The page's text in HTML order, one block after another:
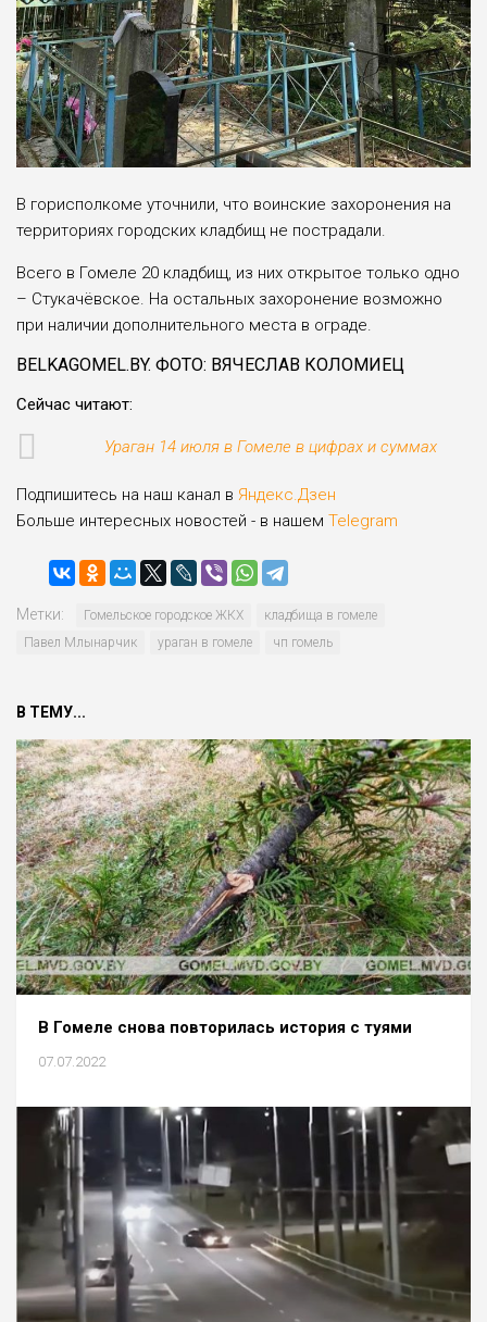
В горисполкоме уточнили, что воинские захоронения на
территориях городских кладбищ не пострадали.
Всего в Гомеле 20 кладбищ, из них открытое только одно
– Стукачёвское. На остальных захоронение возможно
при наличии дополнительного места в ограде.
BELKAGOMEL.BY. ФОТО: ВЯЧЕСЛАВ КОЛОМИЕЦ
Cейчас читают:
Ураган 14 июля в Гомеле в цифрах и суммах
Подпишитесь на наш канал в Яндекс.Дзен
Больше интересных новостей - в нашем Telegram
Метки: Гомельское городское ЖКХ
кладбища в гомеле
Па­вел Млынарчик
ураган в гомеле чп гомель
В ТЕМУ...
В Гомеле снова повторилась история с туями
07.07.2022